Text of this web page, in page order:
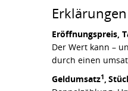
Eröffnungspreis,
Der Wert kann –
durch einen
Geldumsatz1,